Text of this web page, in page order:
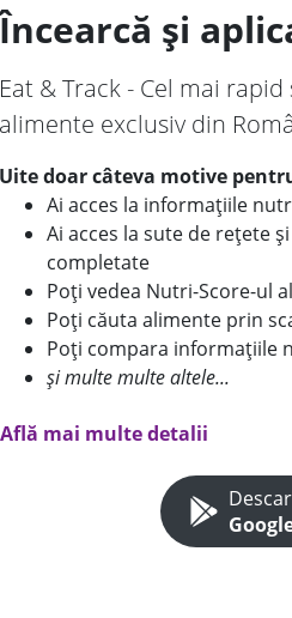
Încearcă și
Eat & Track - Cel mai
alimente exclusiv din
Uite doar câteva motive
Ai acces la informațiile
Ai acces la sute de rețete
completate
Poți vedea Nutri-Score-ul
Poți căuta alimente prin
Poți compara informațiile
și multe multe altele...
Află mai multe detalii